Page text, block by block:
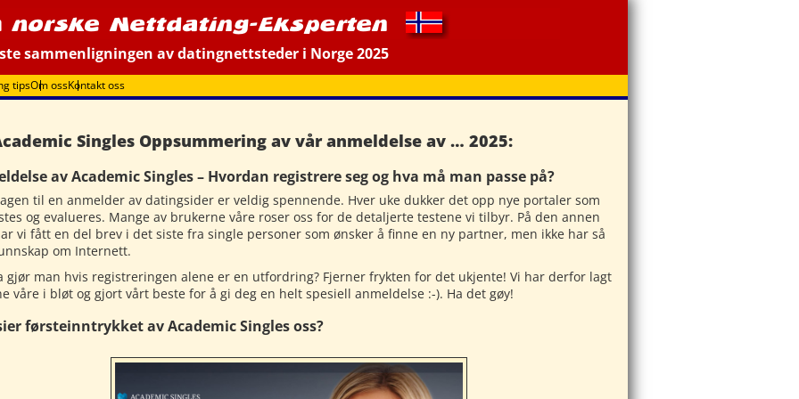
sammenligningen av datingnettsteder i Norge 2025
tipsOm ossKontakt oss
Singles Oppsummering av vår anmeldelse av … 2025:
av Academic Singles – Hvordan registrere seg og hva må man passe på?
til en anmelder av datingsider er veldig spennende. Hver uke dukker det opp nye portaler som
og evalueres. Mange av brukerne våre roser oss for de detaljerte testene vi tilbyr. På den annen
vi fått en del brev i det siste fra single personer som ønsker å finne en ny partner, men ikke har så
om Internett.
gjør man hvis registreringen alene er en utfordring? Fjerner frykten for det ukjente! Vi har derfor lagt
våre i bløt og gjort vårt beste for å gi deg en helt spesiell anmeldelse :-). Ha det gøy!
førsteinntrykket av Academic Singles oss?